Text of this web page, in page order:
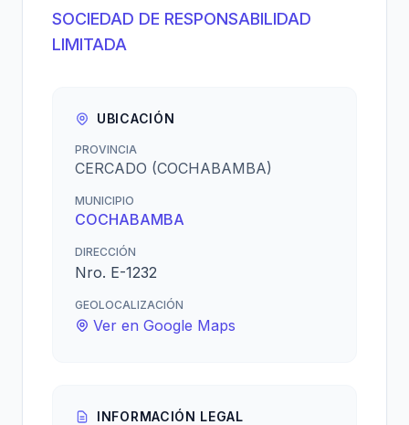
SOCIEDAD DE RESPONSABILIDAD
LIMITADA
UBICACIÓN
PROVINCIA
CERCADO (COCHABAMBA)
MUNICIPIO
COCHABAMBA
DIRECCIÓN
Nro. E-1232
GEOLOCALIZACIÓN
Ver en Google Maps
INFORMACIÓN LEGAL